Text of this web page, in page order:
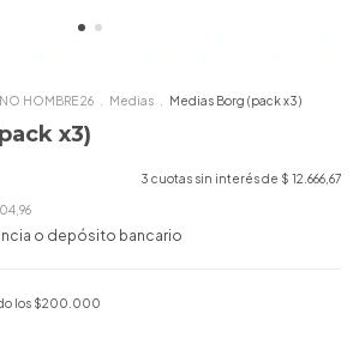
HOMBRE 26 Medias Medias Borg (pack x3)
x3)
3 cuotas sin interés de $ 12.666,67
o depósito bancario
los $200.000